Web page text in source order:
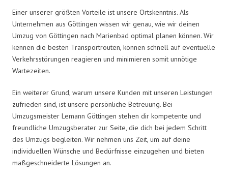
Einer unserer größten Vorteile ist unsere Ortskenntnis. Als
Unternehmen aus Göttingen wissen wir genau, wie wir deinen
Umzug von Göttingen nach Marienbad optimal planen können. Wir
kennen die besten Transportrouten, können schnell auf eventuelle
Verkehrsstörungen reagieren und minimieren somit unnötige
Wartezeiten.
Ein weiterer Grund, warum unsere Kunden mit unseren Leistungen
zufrieden sind, ist unsere persönliche Betreuung. Bei
Umzugsmeister Lemann Göttingen stehen dir kompetente und
freundliche Umzugsberater zur Seite, die dich bei jedem Schritt
des Umzugs begleiten. Wir nehmen uns Zeit, um auf deine
individuellen Wünsche und Bedürfnisse einzugehen und bieten
maßgeschneiderte Lösungen an.